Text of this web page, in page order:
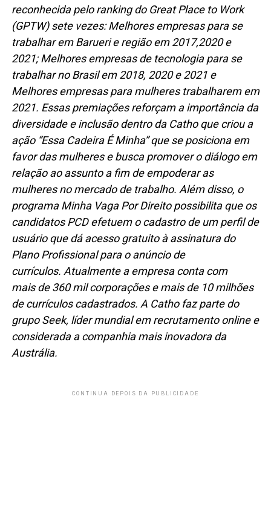
reconhecida pelo ranking do Great Place to Work
(GPTW) sete vezes: Melhores empresas para se
trabalhar em Barueri e região em 2017,2020 e
2021; Melhores empresas de tecnologia para se
trabalhar no Brasil em 2018, 2020 e 2021 e
Melhores empresas para mulheres trabalharem em
2021. Essas premiações reforçam a importância da
diversidade e inclusão dentro da Catho que criou a
ação “Essa Cadeira É Minha” que se posiciona em
favor das mulheres e busca promover o diálogo em
relação ao assunto a fim de empoderar as
mulheres no mercado de trabalho. Além disso, o
programa Minha Vaga Por Direito possibilita que os
candidatos PCD efetuem o cadastrode um perfil de
usuário que dá acesso gratuito à assinatura do
Plano Profissional para o anúncio de
currículos. Atualmente a empresa conta com
maisde 360 mil corporações e mais de 10 milhões
de currículos cadastrados. A Catho faz parte do
grupo Seek, líder mundial em recrutamento online e
considerada a companhia mais inovadora da
Austrália.
CONTINUA DEPOIS DA PUBLICIDADE